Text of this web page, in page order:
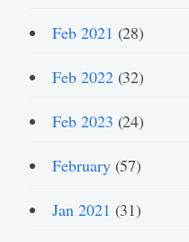
Feb 2021 (28)
Feb 2022(32)
Feb 2023 (24)
February(57)
Jan 2021 (31)